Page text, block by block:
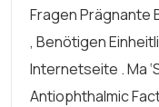
Fragen Prägnante
, Benötigen
Internetseite . Ma
Antiophthalmic